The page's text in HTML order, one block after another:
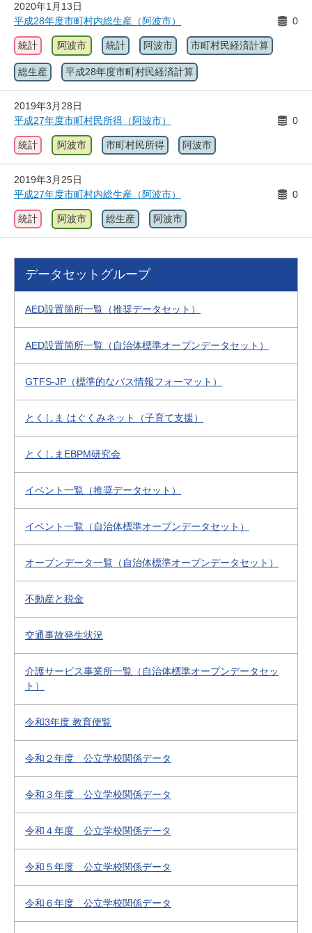
2020年1月13日
平成28年度市町村内総生産（阿波市）
0
統計 阿波市 統計 阿波市 市町村民経済計算
総生産 平成28年度市町村民経済計算
2019年3月28日
平成27年度市町村民所得（阿波市）
0
統計 阿波市 市町村民所得 阿波市
2019年3月25日
平成27年度市町村内総生産（阿波市）
0
統計 阿波市 総生産 阿波市
データセットグループ
AED設置箇所一覧（推奨データセット）
AED設置箇所一覧（自治体標準オープンデータセット）
GTFS-JP（標準的なバス情報フォーマット）
とくしま はぐくみネット（子育て支援）
とくしまEBPM研究会
イベント一覧（推奨データセット）
イベント一覧（自治体標準オープンデータセット）
オープンデータ一覧（自治体標準オープンデータセット）
不動産と税金
交通事故発生状況
介護サービス事業所一覧（自治体標準オープンデータセッ
ト）
令和3年度 教育便覧
令和２年度 公立学校関係データ
令和３年度 公立学校関係データ
令和４年度 公立学校関係データ
令和５年度 公立学校関係データ
令和６年度 公立学校関係データ